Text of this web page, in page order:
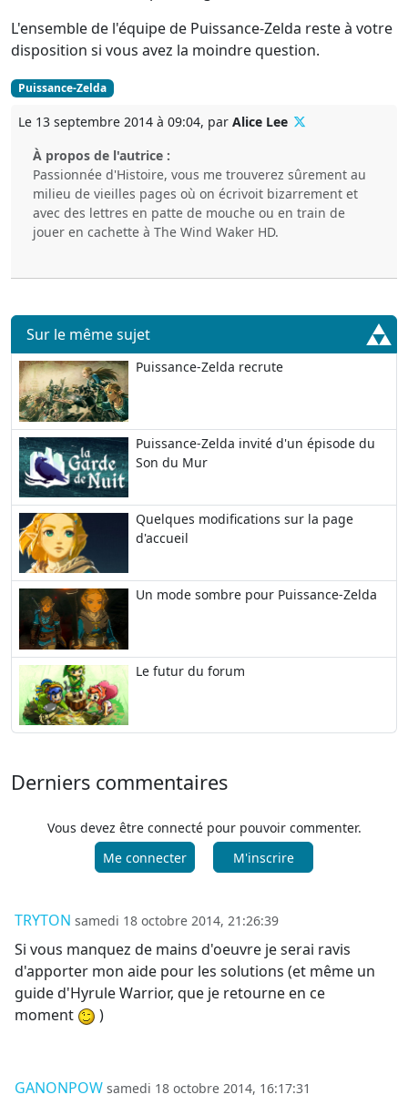
L'ensemble de l'équipe de Puissance-Zelda reste à votre
disposition si vous avez la moindre question.
Puissance-Zelda
Le 13 septembre 2014 à 09:04, par Alice Lee
À propos de l'autrice :
Passionnée d'Histoire, vous me trouverez sûrement au
milieu de vieilles pages où on écrivoit bizarrement et
avec des lettres en patte de mouche ou en train de
jouer en cachette à The Wind Waker HD.
Sur le même sujet
Puissance-Zelda recrute
Puissance-Zelda invité d'un épisode du
Son du Mur
Quelques modifications sur la page
d'accueil
Un mode sombre pour Puissance-Zelda
Le futur du forum
Derniers commentaires
Vous devez être connecté pour pouvoir commenter.
Me connecter
M'inscrire
TRYTON samedi 18 octobre 2014, 21:26:39
Si vous manquez de mains d'oeuvre je serai ravis
d'apporter mon aide pour les solutions (et même un
guide d'Hyrule Warrior, que je retourne en ce
moment
)
GANONPOW samedi 18 octobre 2014, 16:17:31